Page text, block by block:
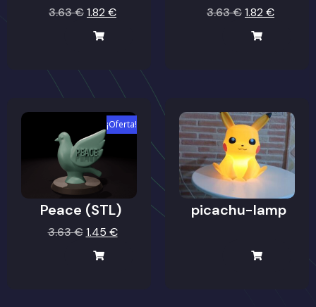
3.63€1.82 € 3.63€1.82 €
¡Oferta!
Peace (STL)
3.63€ 1.45 €
picachu-lamp